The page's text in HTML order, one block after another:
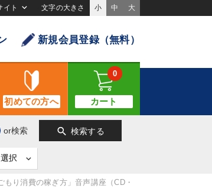
イト 文字の大きさ 小 中 大
新規会員登録（無料）
初めての方へ カート
0
or検索 search 検索する
もり消費の稼ぎ方」音声講座（CD・